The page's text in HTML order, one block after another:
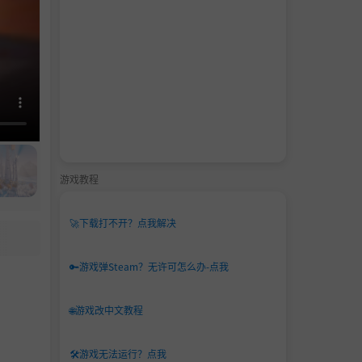
游戏教程
🚀下载打不开？点我解决
🔑游戏弹Steam？无许可怎么办-点我
🌐游戏改中文教程
🛠️游戏无法运行？点我